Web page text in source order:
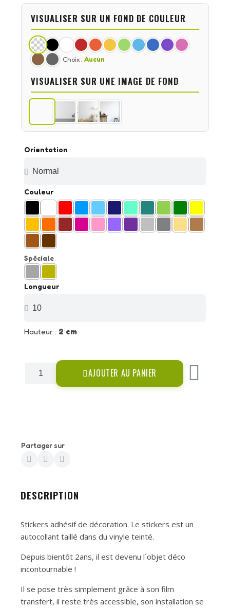
Orientation
Couleur
Spéciale
Longueur
Hauteur : 2 cm
AJOUTER AU PANIER
Partager sur
VISUALISER SUR UN FOND DE COULEUR
Choix : Aucun
VISUALISER SUR UNE IMAGE DE FOND
DESCRIPTION
Stickers adhésif de décoration. Le stickers est un
autocollant taillé dans du vinyle teinté.
Depuis bientôt 2ans, il est devenu l´objet déco
incontournable !
Il se pose très simplement grâce à son film
transfert, il reste très accessible, son installation se